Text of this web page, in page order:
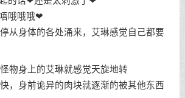
哦哦哦❤
从身体的各处涌来，艾琳感觉自己都要
物身上的艾琳就感觉天旋地转
，身前诡异的肉块就逐渐的被其他东西